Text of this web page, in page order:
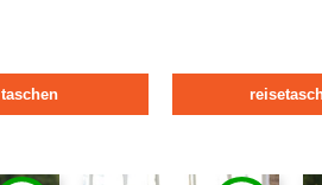
taschen